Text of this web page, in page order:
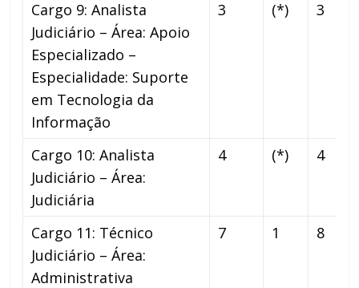
Cargo 9: Analista
Judiciário – Área: Apoio
Especializado –
Especialidade: Suporte
em Tecnologia da
Informação
3 (*) 3
Cargo 10: Analista
Judiciário – Área:
Judiciária
4 (*) 4
Cargo 11: Técnico
Judiciário – Área:
Administrativa
7 1 8